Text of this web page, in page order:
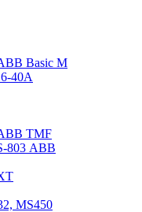
Basic M
40А
TMF
803 АВВ
MS450